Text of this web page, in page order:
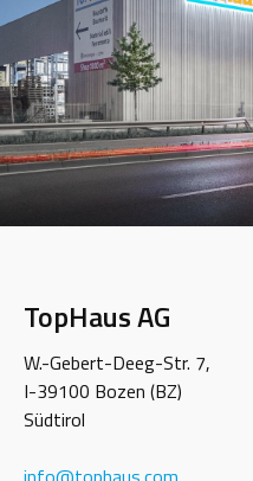
TopHaus AG
W.-Gebert-Deeg-Str. 7,
I-39100 Bozen (BZ)
Südtirol